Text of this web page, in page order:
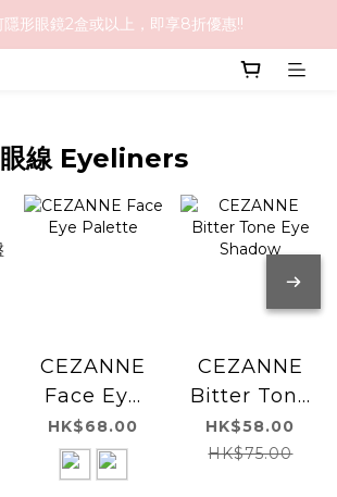
物滿HK$1,000免順豐運費
眼線 Eyeliners
CEZANNE
Face Eye
Palette
HK$68.00
CEZANNE
Bitter Tone
Eye
Shadow
HK$58.00
HK$75.00